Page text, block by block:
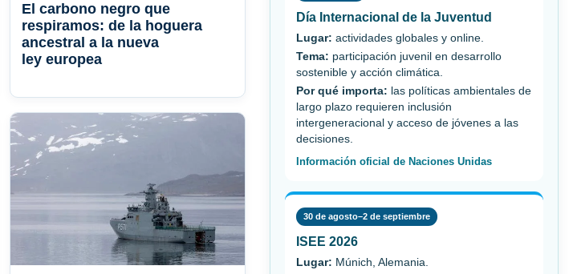
El carbono negro que
respiramos: de la hoguera
ancestral a la nueva
ley europea
Día Internacional de la Juventud
Lugar: actividades globales y online.
Tema: participación juvenil en desarrollo
sostenible y acción climática.
Por qué importa: las políticas ambientales de
largo plazo requieren inclusión
intergeneracional y acceso de jóvenes a las
decisiones.
Información oficial de Naciones Unidas
30 de agosto–2 de septiembre
ISEE 2026
Lugar: Múnich, Alemania.